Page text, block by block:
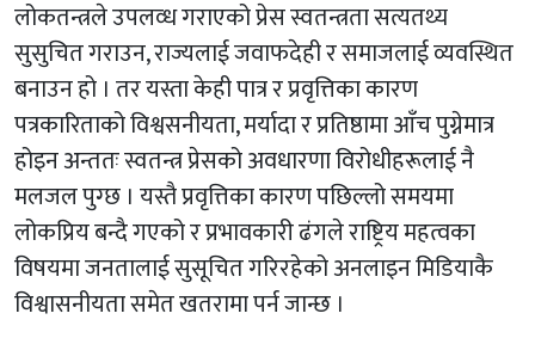
लोकतन्त्रले उपलव्ध गराएको प्रेस स्वतन्त्रता सत्यतथ्य
सुसुचित गराउन, राज्यलाई जवाफदेही र समाजलाई व्यवस्थित
बनाउन हो । तर यस्ता केही पात्र र प्रवृत्तिका कारण
पत्रकारिताको विश्वसनीयता, मर्यादा र प्रतिष्ठामा आँच पुग्नेमात्र
होइन अन्ततः स्वतन्त्र प्रेसको अवधारणा विरोधीहरूलाई नै
मलजल पुग्छ । यस्तै प्रवृत्तिका कारण पछिल्लो समयमा
लोकप्रिय बन्दै गएको र प्रभावकारी ढंगले राष्ट्रिय महत्वका
विषयमा जनतालाई सुसूचित गरिरहेको अनलाइन मिडियाकै
विश्वासनीयता समेत खतरामा पर्न जान्छ ।